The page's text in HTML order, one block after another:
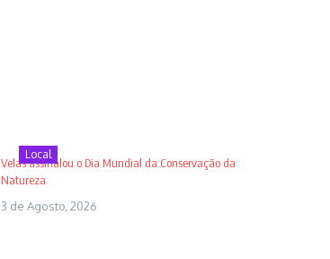
Local
Velas assinalou o Dia Mundial da Conservação da
Natureza
3 de Agosto, 2026